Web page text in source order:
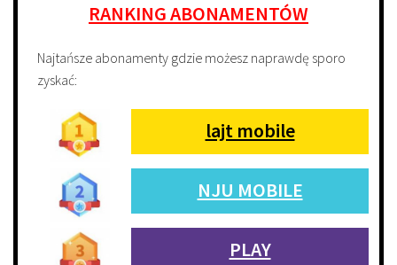
RANKING ABONAMENTÓW
Najtańsze abonamenty gdzie możesz naprawdę sporo
zyskać:
lajt mobile
NJU MOBILE
PLAY